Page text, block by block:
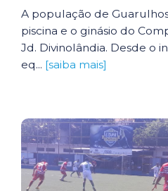
A população de
piscina e o ginásio do
Jd. Divinolândia. Desde o
eq... [saiba mais]